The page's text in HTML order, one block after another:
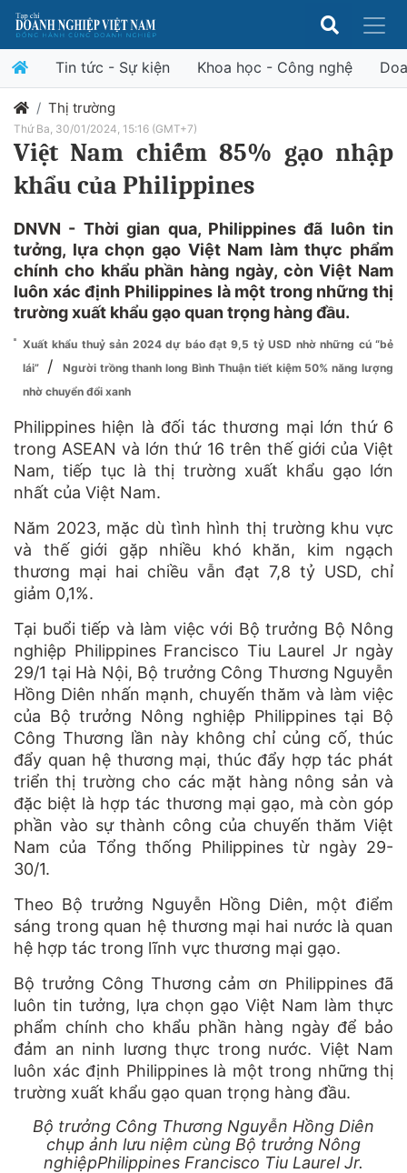
Tin tức - Sự kiện Khoa học - Công nghệ
Thị trường
Thứ Ba, 30/01/2024, 15:16 (GMT+7)
Việt Nam chiếm 85% gạo nhập
khẩu của Philippines
DNVN - Thời gian qua, Philippines đã luôn tin
tưởng, lựa chọn gạo Việt Nam làm thực phẩm
chính cho khẩu phần hàng ngày, còn Việt Nam
luôn xác định Philippines là một trong những thị
trường xuất khẩu gạo quan trọng hàng đầu.
Xuất khẩu thuỷ sản 2024 dự báo đạt 9,5 tỷ USD nhờ những cú “bẻ
lái”
/
Người trồng thanh long Bình Thuận tiết kiệm 50% năng lượng
nhờ chuyển đổi xanh
Philippines hiện là đối tác thương mại lớn thứ 6
trong ASEAN và lớn thứ 16 trên thế giới của Việt
Nam, tiếp tục là thị trường xuất khẩu gạo lớn
nhất của Việt Nam.
Năm 2023, mặc dù tình hình thị trường khu vực
và thế giới gặp nhiều khó khăn, kim ngạch
thương mại hai chiều vẫn đạt 7,8 tỷ USD, chỉ
giảm 0,1%.
Tại buổi tiếp và làm việc với Bộ trưởng Bộ Nông
nghiệp Philippines Francisco Tiu Laurel Jr ngày
29/1 tại Hà Nội, Bộ trưởng Công Thương Nguyễn
Hồng Diên nhấn mạnh, chuyến thăm và làm việc
của Bộ trưởng Nông nghiệp Philippines tại Bộ
Công Thương lần này không chỉ củng cố, thúc
đẩy quan hệ thương mại, thúc đẩy hợp tác phát
triển thị trường cho các mặt hàng nông sản và
đặc biệt là hợp tác thương mại gạo, mà còn góp
phần vào sự thành công của chuyến thăm Việt
Nam của Tổng thống Philippines từ ngày 29-
30/1.
Theo Bộ trưởng Nguyễn Hồng Diên, một điểm
sáng trong quan hệ thương mại hai nước là quan
hệ hợp tác trong lĩnh vực thương mại gạo.
Bộ trưởng Công Thương cảm ơn Philippines đã
luôn tin tưởng, lựa chọn gạo Việt Nam làm thực
phẩm chính cho khẩu phần hàng ngày để bảo
đảm an ninh lương thực trong nước. Việt Nam
luôn xác định Philippines là một trong những thị
trường xuất khẩu gạo quan trọng hàng đầu.
Bộ trưởng Công Thương Nguyễn Hồng Diên
chụp ảnh lưu niệm cùng Bộ trưởng Nông
nghiệpPhilippines Francisco Tiu Laurel Jr.